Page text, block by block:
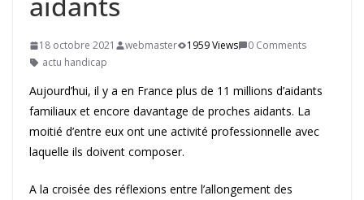
18 octobre 2021 webmaster 1959 Views
0 Comments
actu handicap
Aujourd’hui, il y a en France plus de 11 millions d’aidants
familiaux et encore davantage de proches aidants. La
moitié d’entre eux ont une activité professionnelle avec
laquelle ils doivent composer.
A la croisée des réflexions entre l’allongement des